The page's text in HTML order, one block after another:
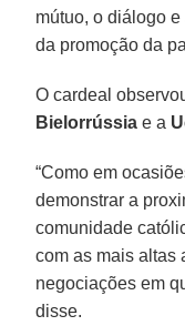
mútuo, o diálogo
da promoção da
O cardeal
Bielorrússia e a
“Como em
demonstrar a
comunidade
com as mais altas
negociações em
disse.